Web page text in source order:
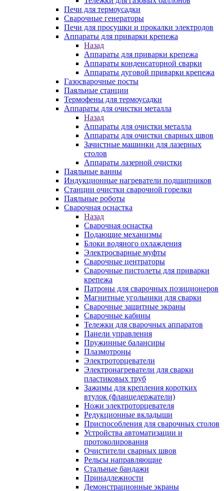
Печи для термоусадки
Сварочные генераторы
Печи для просушки и прокалки электродов
Аппараты для приварки крепежа
Назад
Аппараты для приварки крепежа
Аппараты конденсаторной сварки
Аппараты дуговой приварки крепежа
Газосварочные посты
Паяльные станции
Термофены для термоусадки
Аппараты для очистки металла
Назад
Аппараты для очистки металла
Аппараты для очистки сварных швов
Зачистные машинки для лазерных
столов
Аппараты лазерной очистки
Паяльные ванны
Индукционные нагреватели подшипников
Станции очистки сварочной горелки
Паяльные роботы
Сварочная оснастка
Назад
Сварочная оснастка
Подающие механизмы
Блоки водяного охлаждения
Электросварные муфты
Сварочные центраторы
Сварочные пистолеты для приварки
крепежа
Патроны для сварочных позиционеров
Магнитные угольники для сварки
Сварочные защитные экраны
Сварочные кабины
Тележки для сварочных аппаратов
Панели управления
Пружинные балансиры
Плазмотроны
Электроторцеватели
Электронагреватели для сварки
пластиковых труб
Зажимы для крепления коротких
втулок (фланцедержатели)
Ножи электроторцевателя
Редукционные вкладыши
Приспособления для сварочных столов
Устройства автоматизации и
протоколирования
Очистители сварных швов
Рельсы направляющие
Стальные бандажи
Принадлежности
Демонстрационные экраны